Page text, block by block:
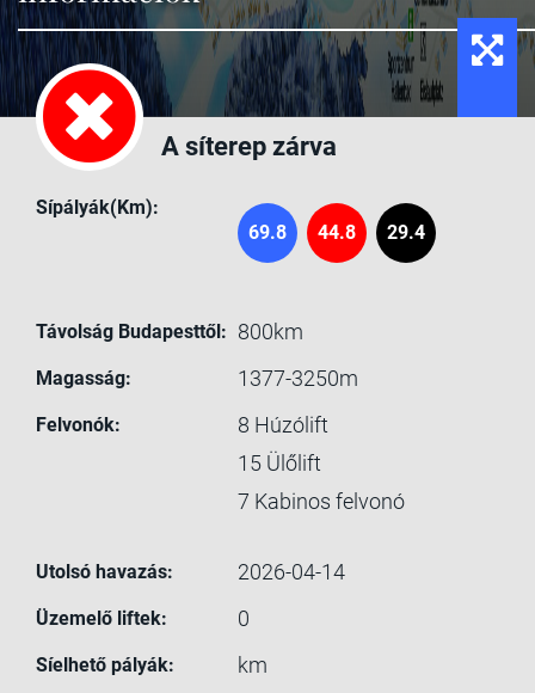
A síterep zárva
Sípályák(Km):
69.8
44.8 29.4
Távolság Budapesttől: 800km
Magasság: 1377-3250m
Felvonók: 8 Húzólift
15 Ülőlift
7 Kabinos felvonó
Utolsó havazás: 2026-04-14
Üzemelő liftek: 0
Síelhető pályák: km